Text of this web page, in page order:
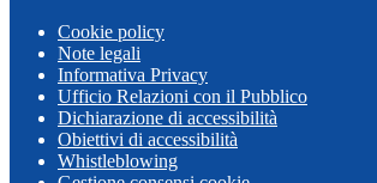
Cookie policy
Note legali
Informativa Privacy
Ufficio Relazioni con il Pubblico
Dichiarazione di accessibilità
Obiettivi di accessibilità
Whistleblowing